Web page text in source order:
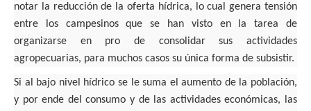
notar la reducción de la oferta hídrica, lo cual genera tensión
entre los campesinos que se han visto en la tarea de
organizarse en pro de consolidar sus actividades
agropecuarias, para muchos casos su única forma de subsistir.
Si al bajo nivel hídrico se le suma el aumento de la población,
y por ende del consumo y de las actividades económicas, las